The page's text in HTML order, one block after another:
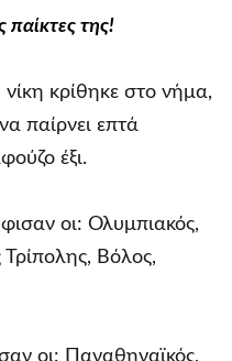
παίκτες της!
νίκη κρίθηκε στο νήμα,
παίρνει επτά
έξι.
οι: Ολυμπιακός,
Βόλος,